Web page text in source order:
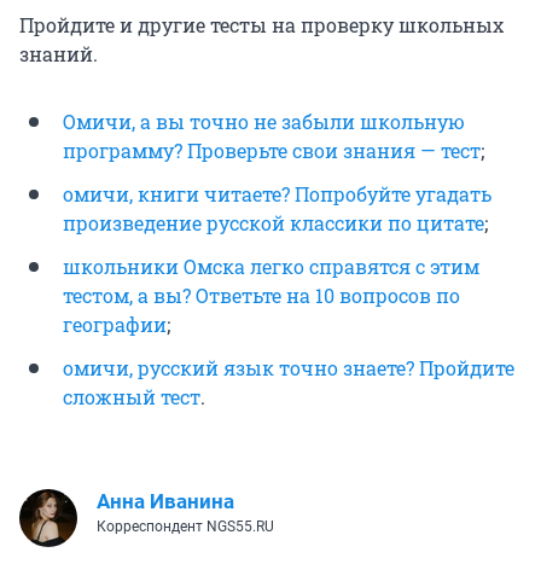
Пройдите и другие тесты на проверку школьных
знаний.
Омичи, а вы точно не забыли школьную
программу? Проверьте свои знания — тест;
омичи, книги читаете? Попробуйте угадать
произведение русской классики по цитате;
школьники Омска легко справятся с этим
тестом, а вы? Ответьте на 10 вопросов по
географии;
омичи, русский язык точно знаете? Пройдите
сложный тест.
Анна Иванина
Корреспондент NGS55.RU